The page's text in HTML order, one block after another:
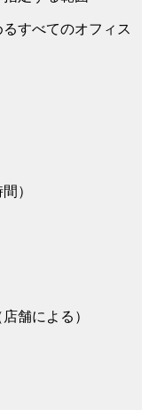
すべてのオフィス
）
舗による）